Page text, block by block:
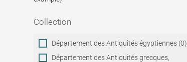
Collection
Collection
Département des Antiquités égyptiennes (0)
Département des Antiquités grecques,